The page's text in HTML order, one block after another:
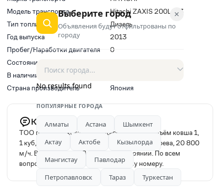
Модель транспорта
Hitachi ZAXIS 200LC-3
Тип топлива
Дизель
Год выпуска
2013
Пробег/Наработки двигателя
0
Состояние
В наличии
Страна производитель
Япония
Комментарий продавца
ТОО продаст экскаватор Hitachi 200-5G, объём ковша 1,
1 куб, установлены автономные котлы подогрева, 20 800
м/ч. Выпуск 2013 г. В хорошем состоянии. По всем
вопросам обращаться по указанному номеру.
✕
Выберите город
Объявления будут отфильтрованы по
городу
No results found
ПОПУЛЯРНЫЕ ГОРОДА
Алматы Астана
Шымкент
Актау
Актобе
Кызылорда
Мангистау
Павлодар
Петропавловск
Тараз Туркестан